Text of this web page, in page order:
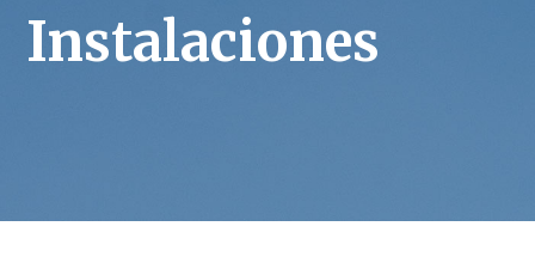
Instalaciones